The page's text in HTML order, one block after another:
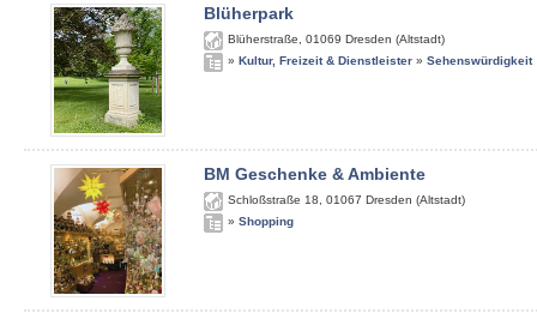
Blüherpark
Blüherstraße 01069 Dresden (Altstadt)
» Kultur, Freizeit & Dienstleister » Sehenswürdigkeit
BM Geschenke & Ambiente
Schloßstraße 18 01067 Dresden (Altstadt)
» Shopping